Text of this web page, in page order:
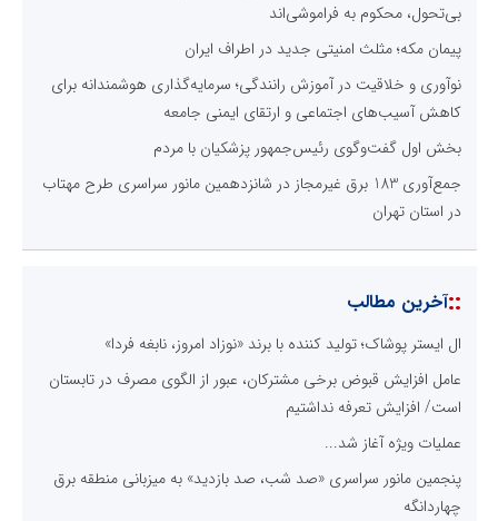
بی‌تحول، محکوم به فراموشی‌اند
پیمان مکه؛ مثلث امنیتی جدید در اطراف ایران
نوآوری و خلاقیت در آموزش رانندگی؛ سرمایه‌گذاری هوشمندانه برای
کاهش آسیب‌های اجتماعی و ارتقای ایمنی جامعه
بخش اول گفت‌وگوی رئیس‌جمهور پزشکیان با مردم
جمع‌آوری 183 برق غیرمجاز در شانزدهمین مانور سراسری طرح مهتاب
در استان تهران
::آخرین مطالب
ال ایستر پوشاک؛ تولید کننده با برند «نوزاد امروز، نابغه فردا»
عامل افزایش قبوض برخی مشترکان، عبور از الگوی مصرف در تابستان
است/ افزایش تعرفه نداشتیم
عملیات ویژه آغاز شد...
پنجمین مانور سراسری «صد شب، صد بازدید» به میزبانی منطقه برق
چهاردانگه